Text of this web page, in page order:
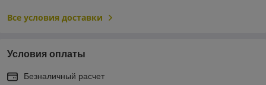
Все условия доставки
Условия оплаты
Безналичный расчет